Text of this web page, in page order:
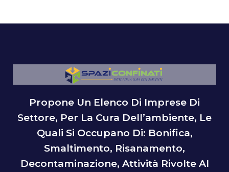
Propone Un Elenco Di Imprese Di
Settore, Per La Cura Dell’ambiente, Le
Quali Si Occupano Di: Bonifica,
Smaltimento, Risanamento,
Decontaminazione, Attività Rivolte Al